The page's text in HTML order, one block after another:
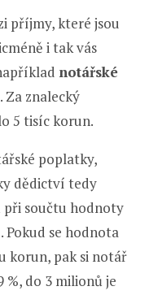
příjmy, které jsou
i tak vás
notářské
. Za znalecký
5 tisíc korun.
poplatky,
dědictví tedy
při součtu hodnoty
se hodnota
korun, pak si notář
%, do 3 milionů je